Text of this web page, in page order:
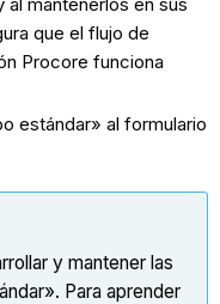
que el flujo de
Procore funciona
estándar» al formulario
y mantener las
Para aprender